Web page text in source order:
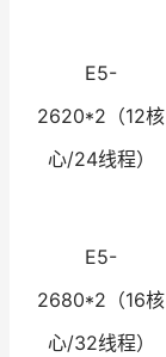
E5-
2620*2（12核
心/24线程）
E5-
2680*2（16核
心/32线程）